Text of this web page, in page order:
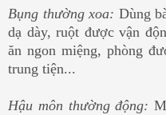
Bụng thường xoa: Dùng
dạ dày, ruột được vận
ăn ngon miệng, phòng
trung tiện...
Hậu môn thường động: